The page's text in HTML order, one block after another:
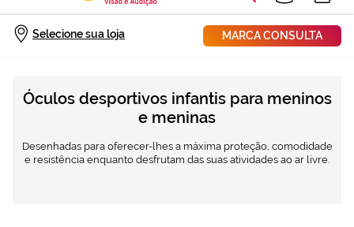
Selecione sua loja MARCA CONSULTA
Início Óculos Desportivos criança
Óculos desportivos infantis para meninos
e meninas
Desenhadas para oferecer-lhes a máxima proteção, comodidade
e resistência enquanto desfrutam das suas atividades ao ar livre.